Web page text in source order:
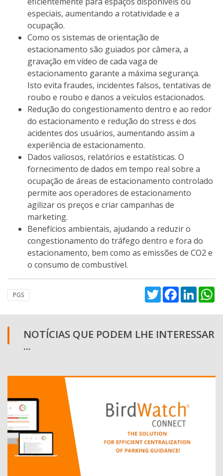
especiais, aumentando a rotatividade e a
ocupação.
Como os sistemas de orientação de
estacionamento são guiados por câmera, a
gravação em vídeo de cada vaga de
estacionamento garante a máxima segurança.
Isto evita fraudes, incidentes falsos, tentativas de
roubo e roubo e danos a veículos estacionados.
Redução do congestionamento dentro e ao redor
do estacionamento e redução do stress e dos
acidentes dos usuários, aumentando assim a
experiência de estacionamento.
Dados valiosos, relatórios e estatísticas. O
fornecimento de dados em tempo real sobre a
ocupação de áreas de estacionamento controlado
permite aos operadores de estacionamento
agilizar os preços e criar campanhas de
marketing.
Benefícios ambientais, ajudando a reduzir o
congestionamento do tráfego dentro e fora do
estacionamento, bem como as emissões de CO2 e
o consumo de combustível.
PGS TwitterFacebook
NOTÍCIAS QUE PODEM LHE INTERESSAR
...